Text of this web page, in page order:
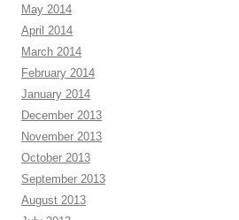
May 2014
April 2014
March 2014
February 2014
January 2014
December 2013
November 2013
October 2013
September 2013
August 2013